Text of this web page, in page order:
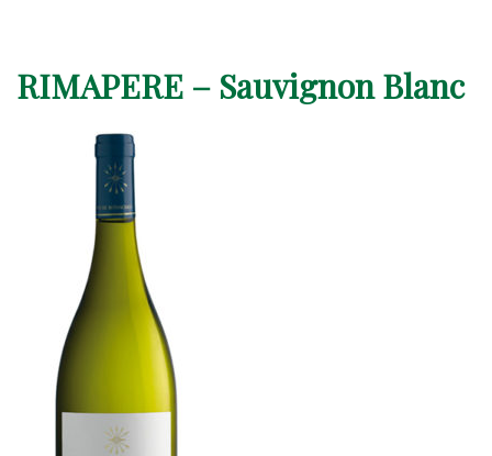
RIMAPERE – Sauvignon Blanc